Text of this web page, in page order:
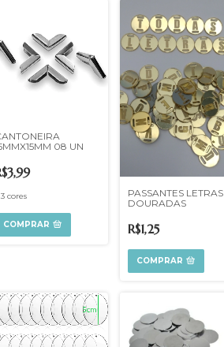
08 UN
3 cores
COMPRAR
PASSANTES LETRAS
DOURADAS
R$1,25
COMPRAR